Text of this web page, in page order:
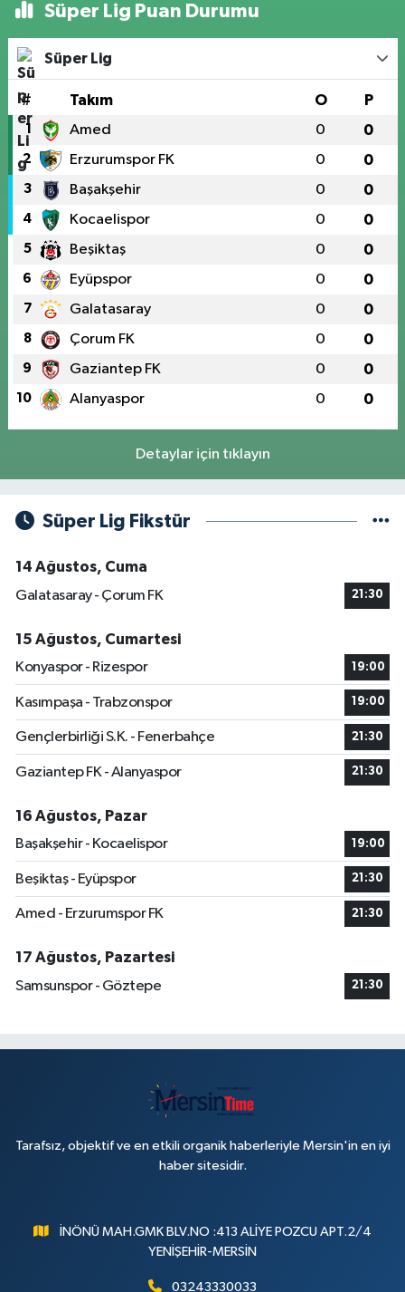
Süper Lig Puan Durumu
Süper Lig
# Takım O P
1 Amed 0 0
2 Erzurumspor FK 0 0
3 Başakşehir 0 0
4 Kocaelispor 0 0
5 Beşiktaş 0 0
6 Eyüpspor 0 0
7 Galatasaray 0 0
8 Çorum FK 0 0
9 Gaziantep FK 0 0
10 Alanyaspor 0 0
Detaylar için tıklayın
Süper Lig Fikstür
14 Ağustos, Cuma
Galatasaray - Çorum FK
21:30
15 Ağustos, Cumartesi
Konyaspor - Rizespor
19:00
Kasımpaşa - Trabzonspor 19:00
Gençlerbirliği S.K. - Fenerbahçe 21:30
Gaziantep FK - Alanyaspor 21:30
16 Ağustos, Pazar
Başakşehir - Kocaelispor
19:00
Beşiktaş - Eyüpspor 21:30
Amed - Erzurumspor FK 21:30
17 Ağustos, Pazartesi
Samsunspor - Göztepe
21:30
Tarafsız, objektif ve en etkili organik haberleriyle Mersin'in en iyi
haber sitesidir.
İNÖNÜ MAH.GMK BLV.NO :413 ALİYE POZCU APT.2/4
YENİŞEHİR-MERSİN
03243330033